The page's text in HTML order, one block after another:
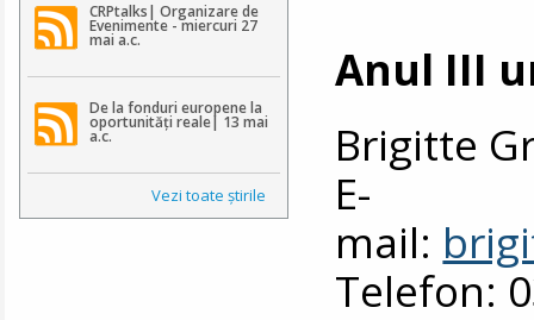
CRPtalks| Organizare de
Evenimente - miercuri 27
mai a.c.
De la fonduri europene la
oportunități reale| 13 mai
a.c.
Vezi toate ştirile
Anul III
Brigitte
E-
mail:
Telefon: